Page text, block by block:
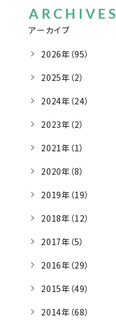
アーカイブ
ARCHIVES
2026年（95）
2025年（2）
2024年（24）
2023年（2）
2021年（1）
2020年（8）
2019年（19）
2018年（12）
2017年（5）
2016年（29）
2015年（49）
2014年（68）